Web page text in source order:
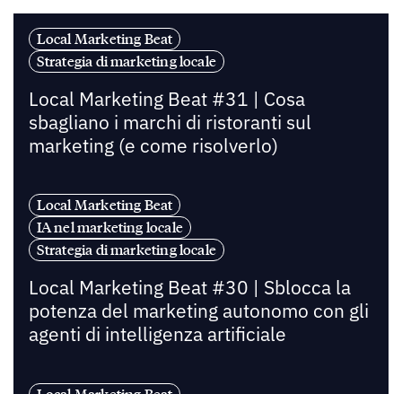
Local Marketing Beat
Strategia di marketing locale
Local Marketing Beat #31 | Cosa
sbagliano i marchi di ristoranti sul
marketing (e come risolverlo)
Local Marketing Beat
IA nel marketing locale
Strategia di marketing locale
Local Marketing Beat #30 | Sblocca la
potenza del marketing autonomo con gli
agenti di intelligenza artificiale